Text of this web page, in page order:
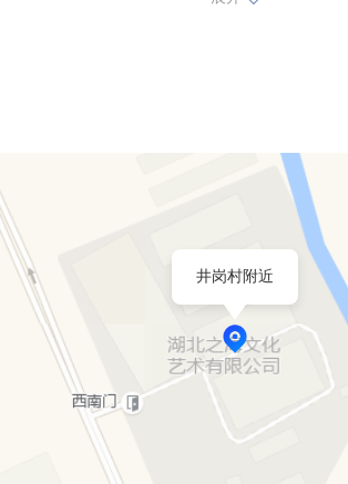
井岗村附近